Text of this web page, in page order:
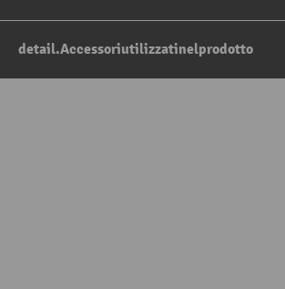
detail.Accessoriutilizzatinelprodotto